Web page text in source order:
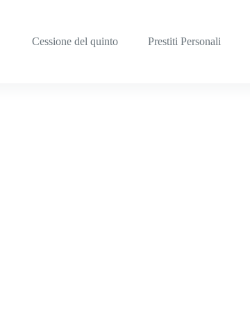
Cessione del quinto Prestiti Personali